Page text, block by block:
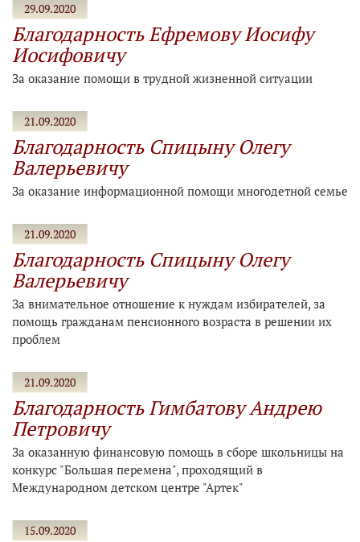
29.09.2020
Благодарность Ефремову Иосифу
Иосифовичу
За оказание помощи в трудной жизненной ситуации
21.09.2020
Благодарность Спицыну Олегу
Валерьевичу
За оказание информационной помощи многодетной семье
21.09.2020
Благодарность Спицыну Олегу
Валерьевичу
За внимательное отношение к нуждам избирателей, за
помощь гражданам пенсионного возраста в решении их
проблем
21.09.2020
Благодарность Гимбатову Андрею
Петровичу
За оказанную финансовую помощь в сборе школьницы на
конкурс "Большая перемена", проходящий в
Международном детском центре "Артек"
15.09.2020